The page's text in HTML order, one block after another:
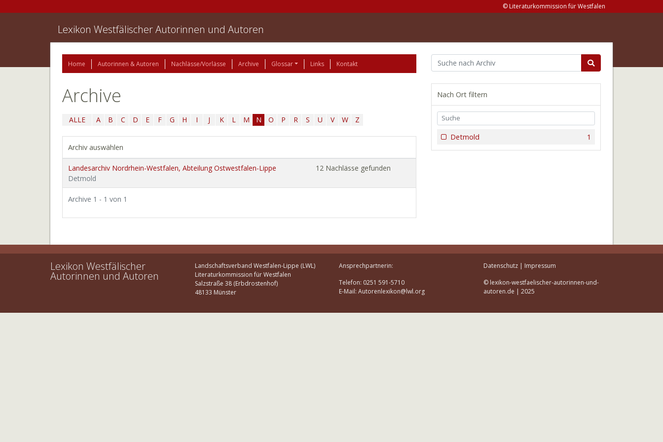
© Literaturkommission für Westfalen
Lexikon Westfälischer Autorinnen und Autoren
Home Autorinnen & Autoren Nachlässe/Vorlässe Archive Glossar Links Kontakt
Archive
ALLE A B C D E F G H I J K L M N O P R S U V W Z
Archiv auswählen
Landesarchiv Nordrhein-Westfalen, Abteilung Ostwestfalen-Lippe
Detmold
12 Nachlässe gefunden
Archive 1 - 1 von 1
Nach Ort filtern
1
Detmold
Lexikon Westfälischer
Autorinnen und Autoren
Landschaftsverband Westfalen-Lippe (LWL)
Literaturkommission für Westfalen
Salzstraße 38 (Erbdrostenhof)
48133 Münster
Ansprechpartnerin:
Telefon: 0251 591-5710
E-Mail: Autorenlexikon@lwl.org
Datenschutz| Impressum
© lexikon-westfaelischer-autorinnen-und-
autoren.de | 2025